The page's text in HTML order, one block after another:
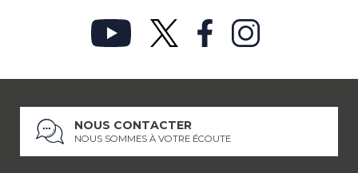
NOUS CONTACTER
NOUS SOMMES À VOTRE ÉCOUTE